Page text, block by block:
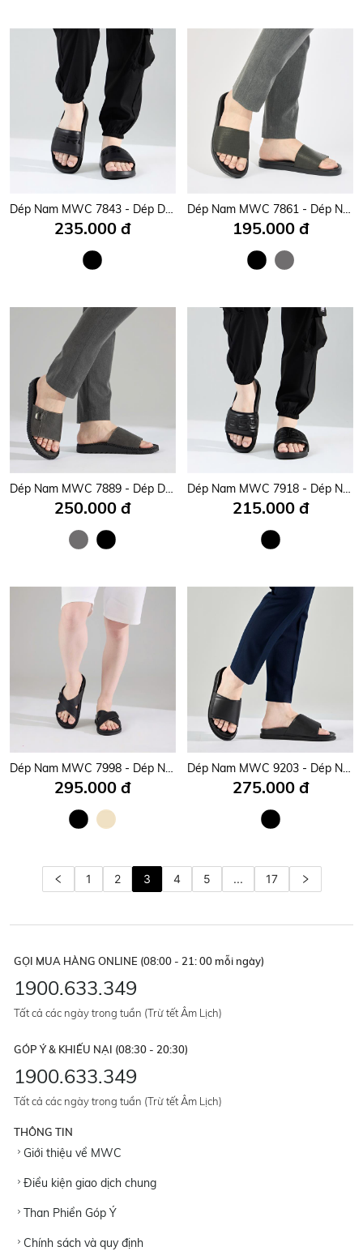
Dép Nam MWC 7843 - Dép Da Nam Quai Ngang Bản To Đơn Giản, Thoải Mái, Chuẩn Style Đi Học, Đi Làm, Đi Chơi Trẻ Trung Năng Động, Thời Trang.
235.000 đ
Dép Nam MWC 7861 - Dép Nam Quai Ngang Bản To Đơn Giản, Dép Đế Bằng Năng Động, Trẻ Trung.
195.000 đ
Dép Nam MWC 7889 - Dép Da Nam Quai Ngang Bản To Siêu Bền Đẹp, Dép Nam Đế Bằng Viền Chỉ Cá Tính, Thời trang.
250.000 đ
Dép Nam MWC 7918 - Dép Nam Quai Ngang Bản To Phối Họa Tiết Chữ Nổi Siêu Bền Đẹp, Dép Nam Phong cách Cá Tính, Thời Trang.
215.000 đ
Dép Nam MWC 7998 - Dép Nam Da PU Hai Quai Chéo Kép Hình Chữ X Phối Khóa Cài Đơn Giản Mà Chất.
295.000 đ
Dép Nam MWC 9203 - Dép Nam Quai Ngang Basic, Da PU Cao Cấp Êm Chân, Bền Dáng, Chuẩn Phong Cách.
275.000 đ
1 2 3 4 5 ... 17
GỌI MUA HÀNG ONLINE (08:00 - 21: 00 mỗi ngày)
1900.633.349
Tất cả các ngày trong tuần (Trừ tết Âm Lịch)
GÓP Ý & KHIẾU NẠI (08:30 - 20:30)
1900.633.349
Tất cả các ngày trong tuần (Trừ tết Âm Lịch)
THÔNG TIN
Giới thiệu về MWC
Điều kiện giao dịch chung
Than Phiền Góp Ý
Chính sách và quy định